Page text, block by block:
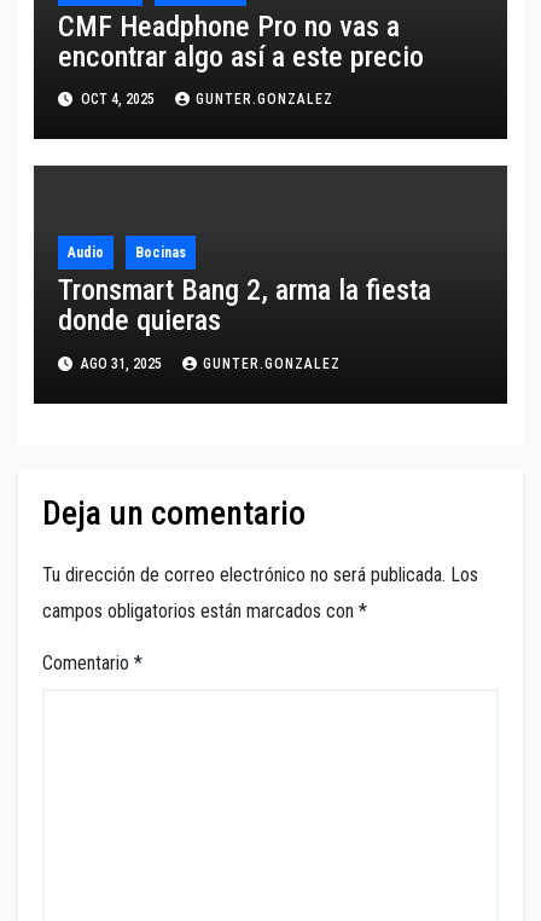
CMF Headphone Pro no vas a
encontrar algo así a este precio
OCT 4, 2025 GUNTER.GONZALEZ
Audio Bocinas
Tronsmart Bang 2, arma la fiesta
donde quieras
AGO 31, 2025 GUNTER.GONZALEZ
Deja un comentario
Tu dirección de correo electrónico no será publicada. Los
campos obligatorios están marcados con *
Comentario *